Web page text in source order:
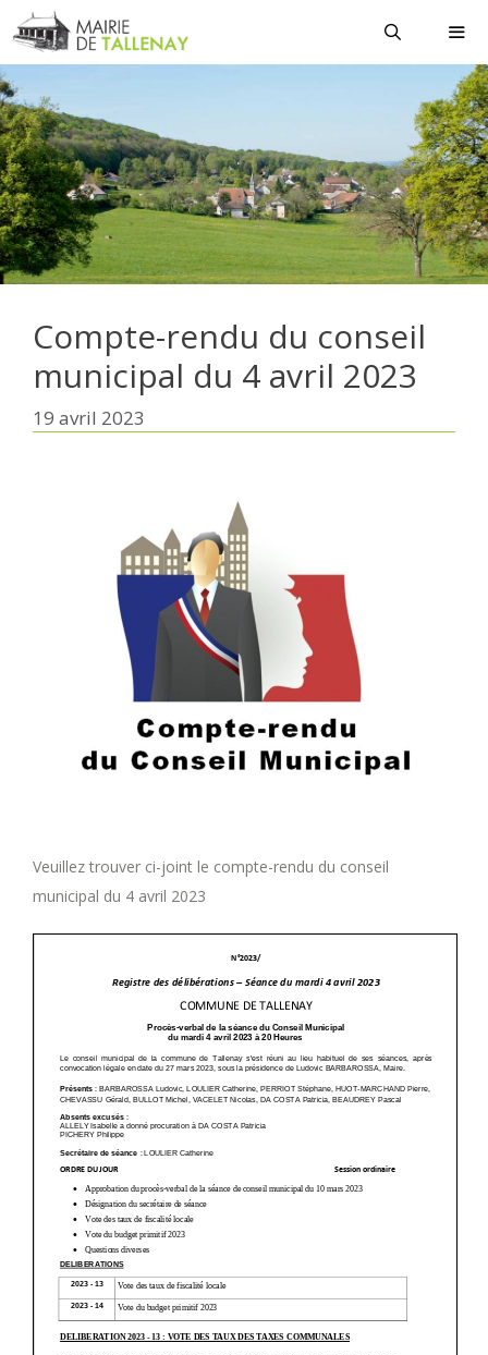
Aller
au
contenu
Compte-rendu du conseil
municipal du 4 avril 2023
19 avril 2023
Veuillez trouver ci-joint le compte-rendu du conseil
municipal du 4 avril 2023